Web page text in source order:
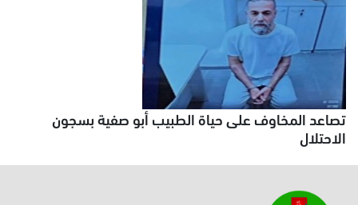
تصاعد المخاوف على حياة الطبيب أبو صفية بسجون
الاحتلال